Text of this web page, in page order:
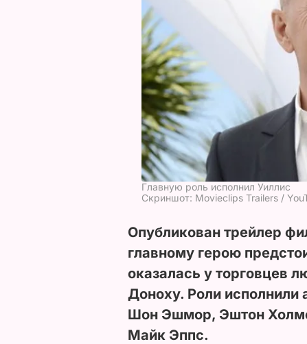
Главную роль исполнил Уиллис
Скриншот: Movieclips Trailers /
Опубликован трейлер
главному герою
оказалась у торговцев
Доноху. Роли исполнили
Шон Эшмор, Эштон
Майк Эппс.